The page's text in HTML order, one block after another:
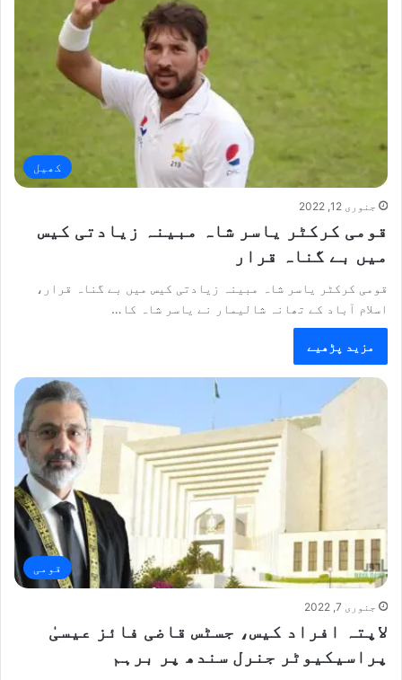
کھیل
جنوری 12, 2022
قومی کرکٹر یاسر شاہ مبینہ زیادتی کیس
میں بے گناہ قرار
قومی کرکٹر یاسر شاہ مبینہ زیادتی کیس میں بے گناہ قرار،
اسلام آباد کے تھانہ شالیمار نے یاسر شاہ کا…
مزید پڑھیے
قومی
جنوری 7, 2022
لاپتہ افراد کیس، جسٹس قاضی فائز عیسیٰ
پراسیکیوٹر جنرل سندھ پر برہم